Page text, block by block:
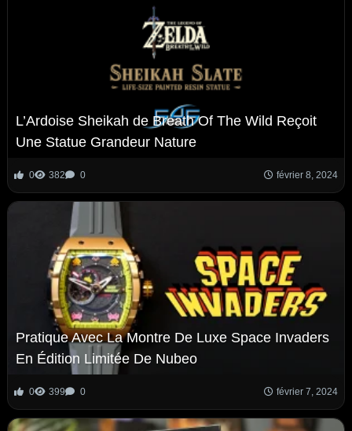
L’Ardoise Sheikah de Breath Of The Wild Reçoit
Une Statue Grandeur Nature
0 382 0 février 8, 2024
Pratique Avec La Montre De Luxe Space Invaders
En Édition Limitée De Nubeo
0 399 0 février 7, 2024